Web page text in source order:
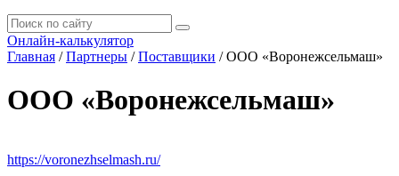
Онлайн-калькулятор
Главная / Партнеры / Поставщики / ООО «Воронежсельмаш»
ООО «Воронежсельмаш»
https://voronezhselmash.ru/